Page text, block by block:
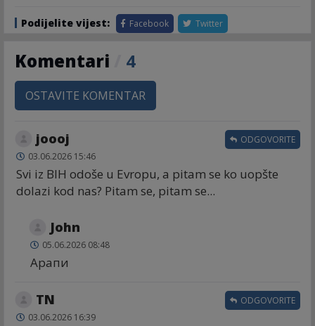
Podijelite vijest: Facebook Twitter
Komentari 4
OSTAVITE KOMENTAR
joooj
03.06.2026 15:46
Svi iz BIH odoše u Evropu, a pitam se ko uopšte
dolazi kod nas? Pitam se, pitam se...
ODGOVORITE
John
05.06.2026 08:48
Арапи
TN
03.06.2026 16:39
ODGOVORITE